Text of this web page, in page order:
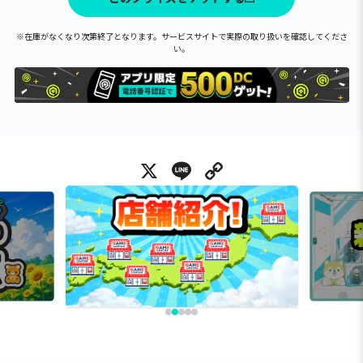
※在庫がなくなり次第終了となります。サービスサイトで実際の取り扱いを確認してくださ
い。
X Line